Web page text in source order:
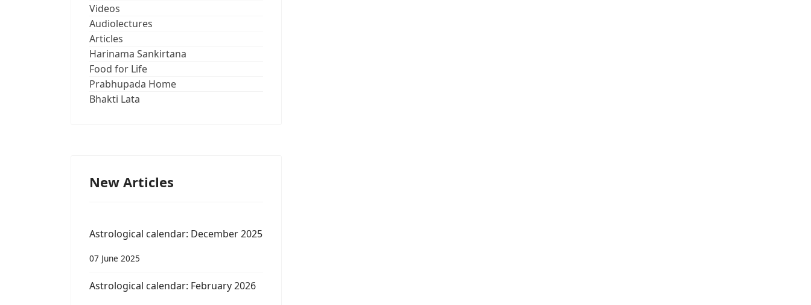
Videos
Audiolectures
Articles
Harinama Sankirtana
Food for Life
Prabhupada Home
Bhakti Lata
New Articles
Astrological calendar: December 2025
07 June 2025
Astrological calendar: February 2026